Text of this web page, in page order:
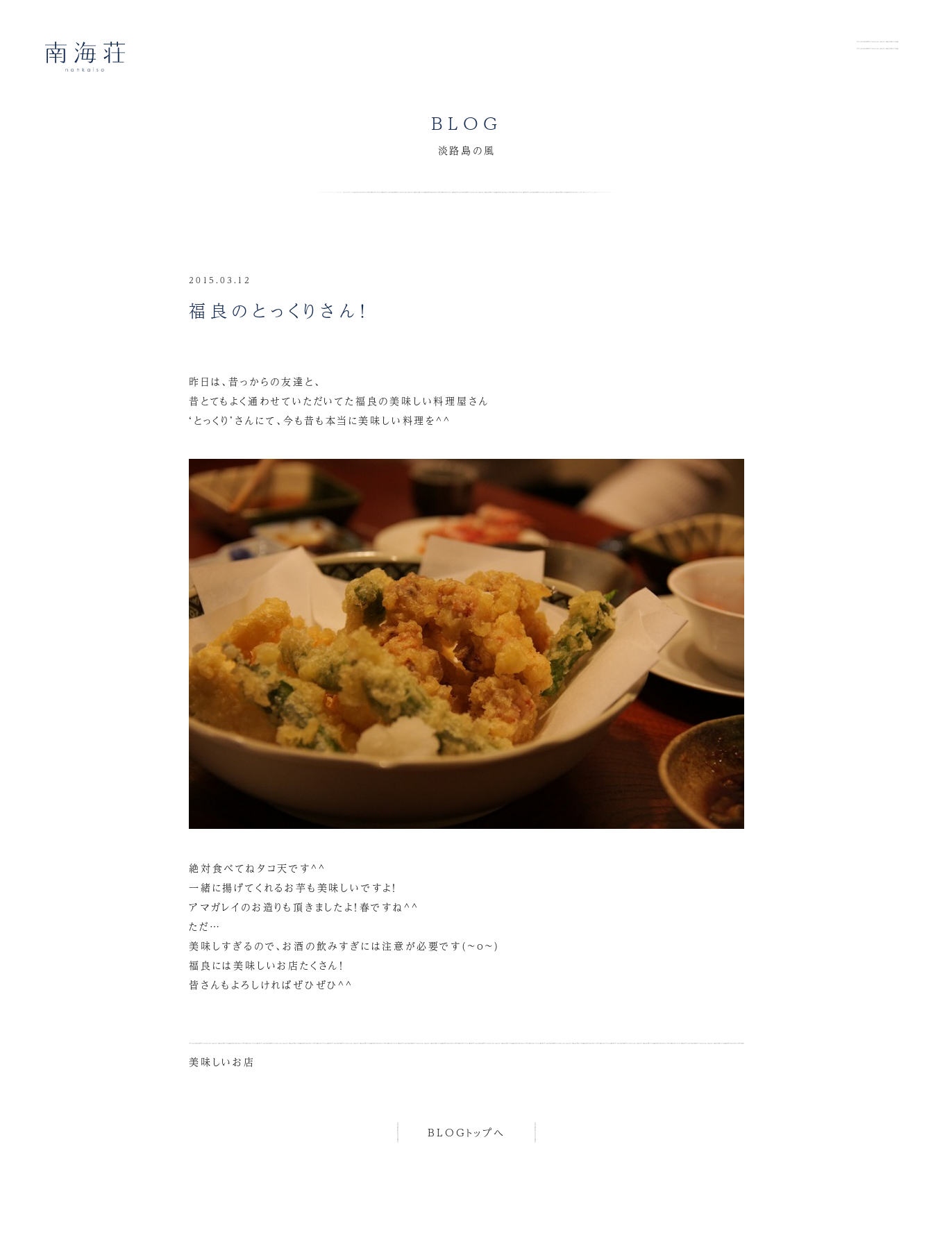
BLOG
淡路島の風
2015.03.12
福良のとっくりさん！
昨日は、昔っからの友達と、
昔とてもよく通わせていただいてた福良の美味しい料理屋さん
‘とっくり’さんにて、今も昔も本当に美味しい料理を^^
絶対食べてねタコ天です^^
一緒に揚げてくれるお芋も美味しいですよ！
アマガレイのお造りも頂きましたよ！春ですね^^
ただ…
美味しすぎるので、お酒の飲みすぎには注意が必要です(~o~)
福良には美味しいお店たくさん！
皆さんもよろしければぜひぜひ^^
美味しいお店
BLOGトップへ